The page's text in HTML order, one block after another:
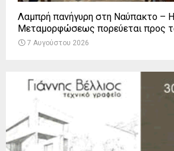
Λαμπρή πανήγυρη στη Ναύπακτο –
Μεταμορφώσεως πορεύεται προς
7 Αυγούστου 2026